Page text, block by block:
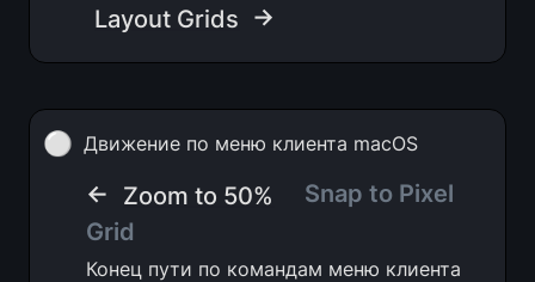
Layout Grids →
⚪ Движение по меню клиента macOS
← Zoom to 50%
Snap to Pixel
Grid
Конец пути по командам меню клиента